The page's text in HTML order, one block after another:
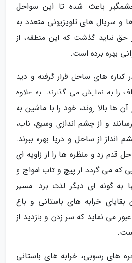
باعث شده تا این سواحل
ها و سریال های تلویزیونی متعدد به
حق نباید گذشت که این منطقه، از
بهره برده است.
کناره های ساحل قرار گرفته و دید
را به نمایش می گذارند. به علاوه
ها بالا روند، خود را با ماشین به
و از چشم اندازی وسیع، ناب،
از ساحل و دریا بهره ببرند.
قدم زد و منظره ها را از زاویه ای
که می گردد از پیچ و تاب امواج و
به گونه ای دیگر لذت برد. مسیر
بقایای خرابه های باستانی و باغ
می نماید که سر زدن و بازدید از
های رسوبی، خرابه های باستانی